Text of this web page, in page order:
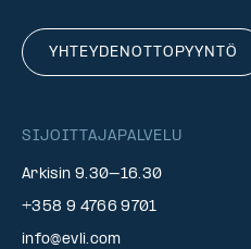
YHTEYDENOTTOPYYNTÖ
SIJOITTAJAPALVELU
Arkisin 9.30–16.30
+358 9 4766 9701
info@evli.com